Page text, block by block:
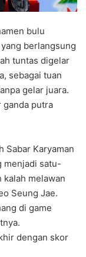
bulu
berlangsung
tuntas digelar
sebagai tuan
gelar juara.
ganda putra
Sabar Karyaman
menjadi satu-
kalah melawan
Seung Jae.
di game
dengan skor